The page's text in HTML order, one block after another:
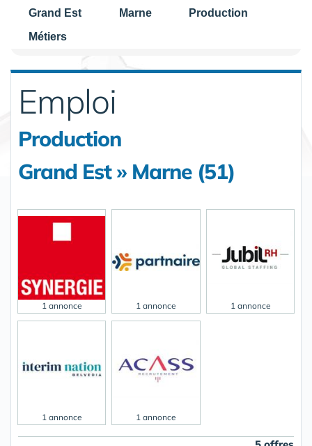
Grand Est Marne
Production
Métiers
Emploi
Production
Grand Est » Marne (51)
1 annonce 1 annonce 1 annonce
1 annonce 1 annonce